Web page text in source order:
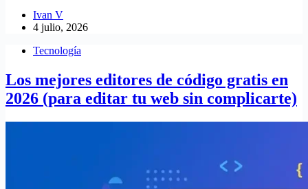
Ivan V
4 julio, 2026
Tecnología
Los mejores editores de código gratis en
2026 (para editar tu web sin complicarte)